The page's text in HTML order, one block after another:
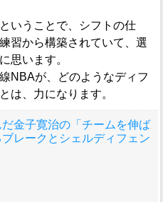
いうことで、シフトの仕
習から構築されていて、選
思います。
NBAが、どのようなディフ
は、力になります。
金子寛治の「チームを伸ば
レークとシェルディフェン